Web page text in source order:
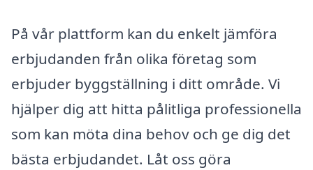
På vår plattform kan du enkelt jämföra
erbjudanden från olika företag som
erbjuder byggställning i ditt område. Vi
hjälper dig att hitta pålitliga professionella
som kan möta dina behov och ge dig det
bästa erbjudandet. Låt oss göra